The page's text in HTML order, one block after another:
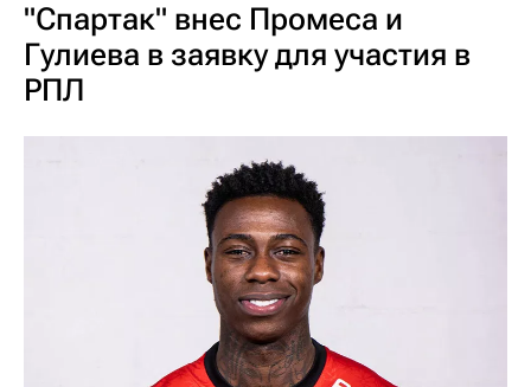
"Спартак" внес Промеса и
Гулиева в заявку для участия в
РПЛ